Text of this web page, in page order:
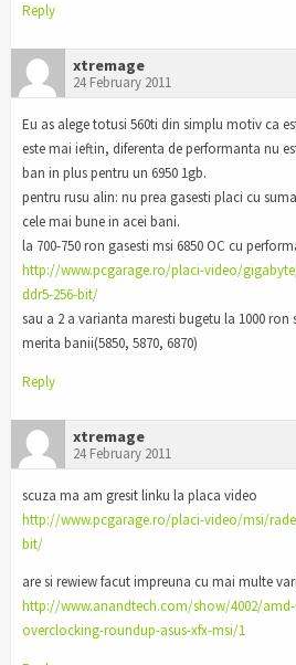
Reply
xtremage
24 February 2011
Eu as alege totusi 560ti din simplu motiv ca
este mai ieftin, diferenta de performanta nu
ban in plus pentru un 6950 1gb.
pentru rusu alin: nu prea gasesti placi cu
cele mai bune in acei bani.
la 700-750 ron gasesti msi 6850 OC cu
http://www.pcgarage.ro/placi-video/
ddr5-256-bit/
sau a 2 a varianta maresti bugetu la 1000 ron
merita banii(5850, 5870, 6870)
Reply
xtremage
24 February 2011
scuza ma am gresit linku la placa video
http://www.pcgarage.ro/placi-video/msi/
bit/
are si rewiew facut impreuna cu mai multe
http://www.anandtech.com/show/4002/amd-
overclocking-roundup-asus-xfx-msi/1